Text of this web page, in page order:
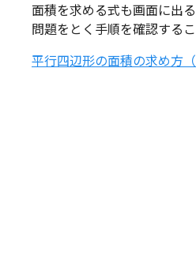
面積を求める式も画面に出る
問題をとく手順を確認するこ
平行四辺形の面積の求め方（